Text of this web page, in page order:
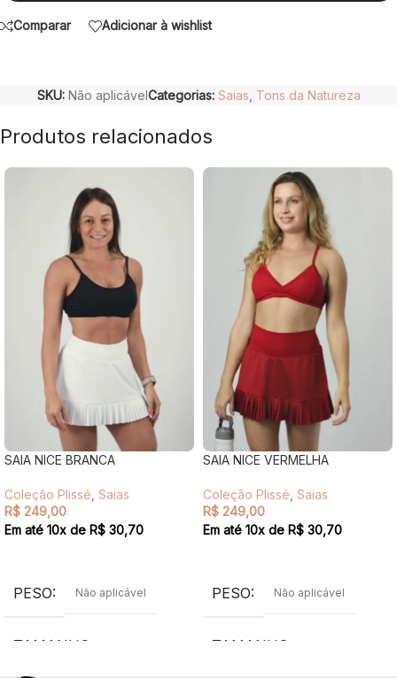
Comparar Adicionar à wishlist
SKU: Não aplicávelCategorias: Saias Tons da Natureza
Produtos relacionados
SAIA NICE BRANCA
Coleção Plissé Saias
R$ 249,00
Em até 10x de R$ 30,70
PESO Não aplicável
TAMANHO
SAIA NICE VERMELHA
Coleção Plissé Saias
R$ 249,00
Em até 10x de R$ 30,70
PESO Não aplicável
TAMANHO